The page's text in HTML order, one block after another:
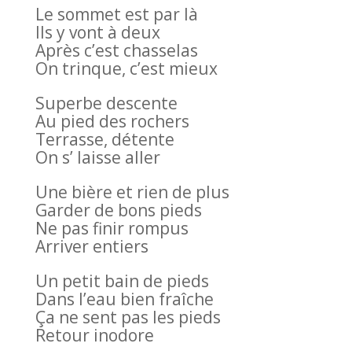
Le sommet est par là
Ils y vont à deux
Après c’est chasselas
On trinque, c’est mieux
Superbe descente
Au pied des rochers
Terrasse, détente
On s’ laisse aller
Une bière et rien de plus
Garder de bons pieds
Ne pas finir rompus
Arriver entiers
Un petit bain de pieds
Dans l’eau bien fraîche
Ça ne sent pas les pieds
Retour inodore